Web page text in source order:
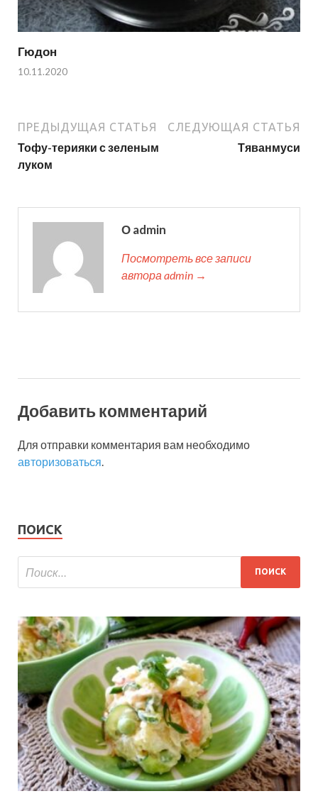
Гюдон
10.11.2020
ПРЕДЫДУЩАЯ СТАТЬЯ
Тофу-терияки с зеленым
луком
СЛЕДУЮЩАЯ СТАТЬЯ
Тяванмуси
О admin
Посмотреть все записи
автора admin →
Добавить комментарий
Для отправки комментария вам необходимо
авторизоваться
ПОИСК